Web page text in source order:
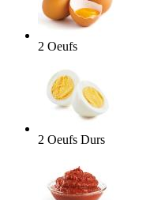
2 Oeufs
2 Oeufs Durs